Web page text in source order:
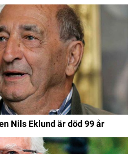
Nils Eklund är död 99 år